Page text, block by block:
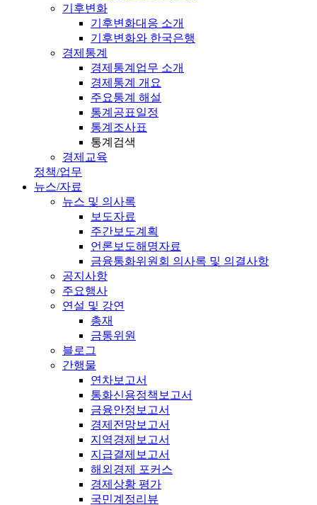
기후변화
기후변화대응 소개
기후변화와 한국은행
경제통계
경제통계업무 소개
경제통계 개요
주요통계 해설
통계공표일정
통계조사표
통계검색
경제교육
정책/업무
뉴스/자료
뉴스 및 의사록
보도자료
주간보도계획
언론보도해명자료
금융통화위원회 의사록 및 의결사항
공지사항
주요행사
연설 및 강연
총재
금통위원
블로그
간행물
연차보고서
통화신용정책보고서
금융안정보고서
경제전망보고서
지역경제보고서
지급결제보고서
해외경제 포커스
경제상황 평가
국민계정리뷰